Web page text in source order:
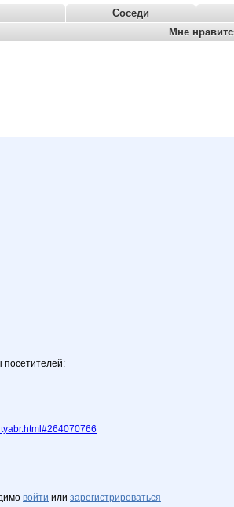
Соседи
Мне
посетителей:
войти или зарегистрироваться